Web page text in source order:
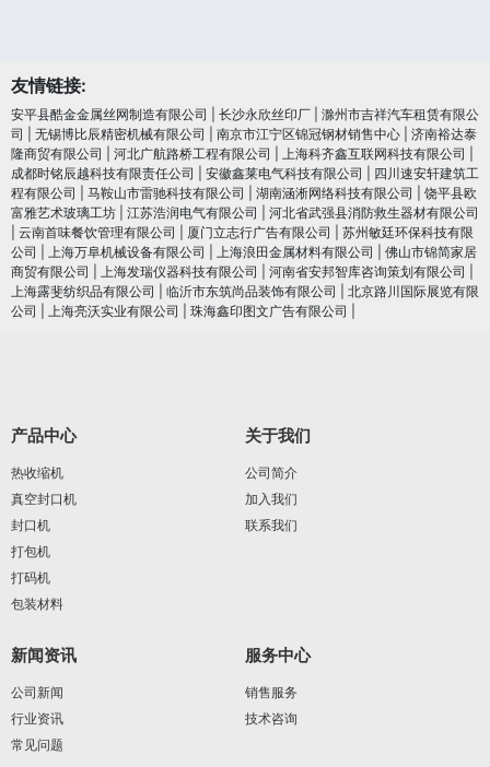
友情链接:
安平县酷金金属丝网制造有限公司 长沙永欣丝印厂
滁州市吉祥汽车租赁有限公
司
无锡博比辰精密机械有限公司 南京市江宁区锦冠钢材销售中心
济南裕达泰
隆商贸有限公司
河北广航路桥工程有限公司 上海科齐鑫互联网科技有限公司
成都时铭辰越科技有限责任公司
安徽鑫莱电气科技有限公司
四川速安轩建筑工
程有限公司
马鞍山市雷驰科技有限公司 湖南涵淅网络科技有限公司
饶平县欧
富雅艺术玻璃工坊
江苏浩润电⽓有限公司
河北省武强县消防救生器材有限公司
云南首味餐饮管理有限公司 厦门立志行广告有限公司
苏州敏廷环保科技有限
公司
上海万阜机械设备有限公司 上海浪田金属材料有限公司
佛山市锦简家居
商贸有限公司
上海发瑞仪器科技有限公司 河南省安邦智库咨询策划有限公司
上海露斐纺织品有限公司
临沂市东筑尚品装饰有限公司
北京路川国际展览有限
公司
上海亮沃实业有限公司 珠海鑫印图文广告有限公司
产品中心
热收缩机
真空封口机
封口机
打包机
打码机
包装材料
关于我们
公司简介
加入我们
联系我们
新闻资讯
公司新闻
行业资讯
常见问题
服务中心
销售服务
技术咨询